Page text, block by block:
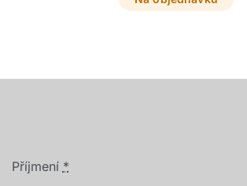
Příjmení *